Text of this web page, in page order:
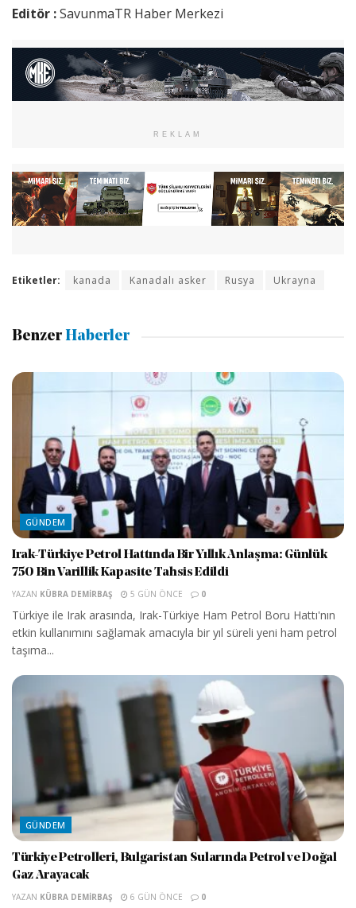
Editör :SavunmaTR Haber Merkezi
REKLAM
Etiketler: kanada Kanadalı asker Rusya Ukrayna
Benzer Haberler
GÜNDEM
Irak-Türkiye Petrol Hattında Bir Yıllık Anlaşma: Günlük
750 Bin Varillik Kapasite Tahsis Edildi
YAZAN KÜBRA DEMIRBAŞ 5 GÜN ÖNCE 0
Türkiye ile Irak arasında, Irak-Türkiye Ham Petrol Boru Hattı'nın
etkin kullanımını sağlamak amacıyla bir yıl süreli yeni ham petrol
taşıma...
GÜNDEM
Türkiye Petrolleri, Bulgaristan Sularında Petrol ve Doğal
Gaz Arayacak
YAZAN KÜBRA DEMIRBAŞ 6 GÜN ÖNCE 0